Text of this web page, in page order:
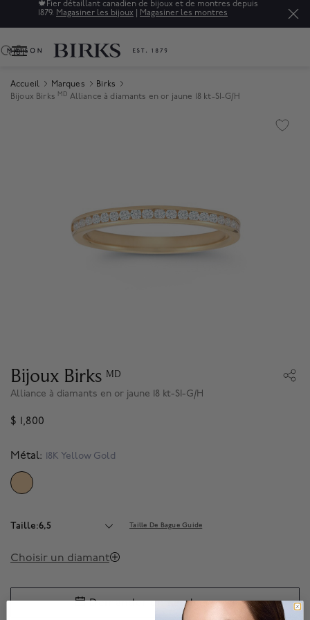
🍁 Fier détaillant canadien de bijoux et de montres depuis
1879. Magasiner les bijoux Magasiner les montres
0
Accueil Marques
Birks
Bijoux Birks MD Alliance à diamants en or jaune 18 kt-SI-G/H
Bijoux Birks MD
Alliance à diamants en or jaune 18 kt-SI-G/H
$ 1,800
Métal: 18K Yellow Gold
SELECTED
Taille:6,5 Taille De Bague Guide
Choisir un diamant
Demander un rendez-vous